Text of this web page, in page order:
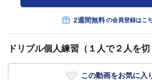
2週間無料の会員登録はこ
ドリブル個人練習（１人で２人を切
この動画をお気に入